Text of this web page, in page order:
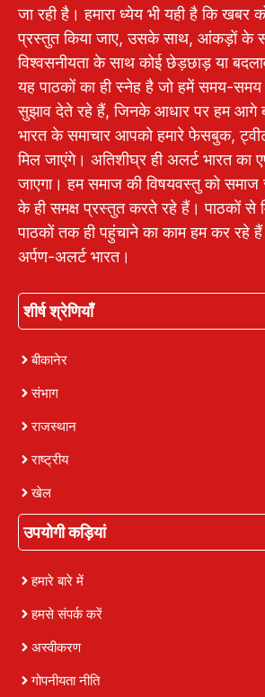
जा रही है। हमारा ध्येय भी यही है कि खबर
प्रस्तुत किया जाए, उसके साथ, आंकड़ों के
विश्वसनीयता के साथ कोई छेड़छाड़ या
यह पाठकों का ही स्नेह है जो हमें समय-
सुझाव देते रहे हैं, जिनके आधार पर हम आगे
भारत के समाचार आपको हमारे फेसबुक,
मिल जाएंगे। अतिशीघ्र ही अलर्ट भारत का
जाएगा। हम समाज की विषयवस्तु को
के ही समक्ष प्रस्तुत करते रहे हैं। पाठकों से
पाठकों तक ही पहुंचाने का काम हम कर रहे हैं
अर्पण-अलर्ट भारत।
शीर्ष श्रेणियाँ
बीकानेर
संभाग
राजस्थान
राष्ट्रीय
खेल
उपयोगी कड़ियां
हमारे बारे में
हमसे संपर्क करें
अस्वीकरण
गोपनीयता नीति